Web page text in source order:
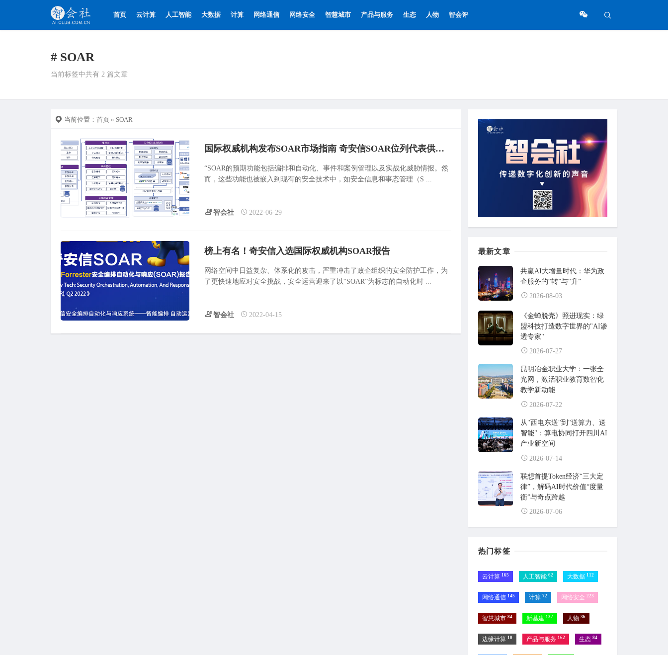
首页 云计算 人工智能 大数据 计算 网络通信 网络安全 智慧城市 产品与服务 生态 人物 智会评
# SOAR
当前标签中共有 2 篇文章
当前位置： 首页 » SOAR
国际权威机构发布SOAR市场指南 奇安信SOAR位列代表供应商名单
“SOAR的预期功能包括编排和自动化、事件和案例管理以及实战化威胁情报。然
而，这些功能也被嵌入到现有的安全技术中，如安全信息和事态管理（S ...
智会社 2022-06-29
榜上有名！奇安信入选国际权威机构SOAR报告
网络空间中日益复杂、体系化的攻击，严重冲击了政企组织的安全防护工作，为
了更快速地应对安全挑战，安全运营迎来了以“SOAR”为标志的自动化时 ...
智会社 2022-04-15
最新文章
共赢AI大增量时代：华为政
企服务的“转”与“升”
2026-08-03
《金蝉脱壳》照进现实：绿
盟科技打造数字世界的"AI渗
透专家"
2026-07-27
昆明冶金职业大学：一张全
光网，激活职业教育数智化
教学新动能
2026-07-22
从"西电东送"到"送算力、送
智能"：算电协同打开四川AI
产业新空间
2026-07-14
联想首提Token经济“三大定
律”，解码AI时代价值“度量
衡”与奇点跨越
2026-07-06
热门标签
云计算 165 人工智能 62 大数据 112
网络通信 145 计算 72 网络安全 223
智慧城市 84 新基建 137 人物 36
边缘计算 10 产品与服务 162 生态 84